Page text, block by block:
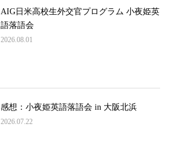
AIG日米高校生外交官プログラム 小夜姫英
語落語会
2026.08.01
感想：小夜姫英語落語会 in 大阪北浜
2026.07.22